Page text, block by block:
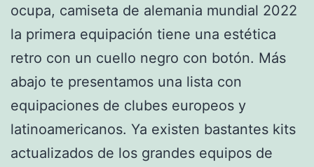
ocupa, camiseta de alemania mundial 2022
la primera equipación tiene una estética
retro con un cuello negro con botón. Más
abajo te presentamos una lista con
equipaciones de clubes europeos y
latinoamericanos. Ya existen bastantes kits
actualizados de los grandes equipos de